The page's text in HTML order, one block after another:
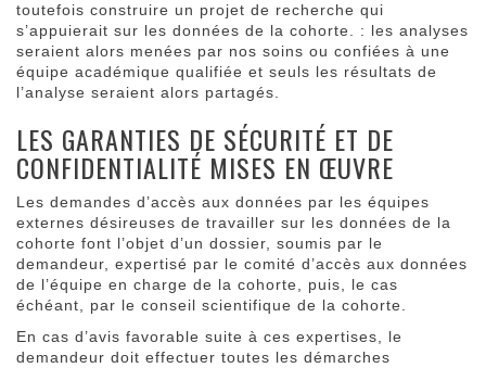
toutefois construire un projet de recherche qui
s’appuierait sur les données de la cohorte. : les analyses
seraient alors menées par nos soins ou confiées à une
équipe académique qualifiée et seuls les résultats de
l’analyse seraient alors partagés.
LES GARANTIES DE SÉCURITÉ ET DE
CONFIDENTIALITÉ MISES EN ŒUVRE
Les demandes d’accès aux données par les équipes
externes désireuses de travailler sur les données de la
cohorte font l’objet d’un dossier, soumis par le
demandeur, expertisé par le comité d’accès aux données
de l’équipe en charge de la cohorte, puis, le cas
échéant, par le conseil scientifique de la cohorte.
En cas d’avis favorable suite à ces expertises, le
demandeur doit effectuer toutes les démarches